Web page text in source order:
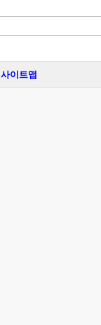
사이트맵